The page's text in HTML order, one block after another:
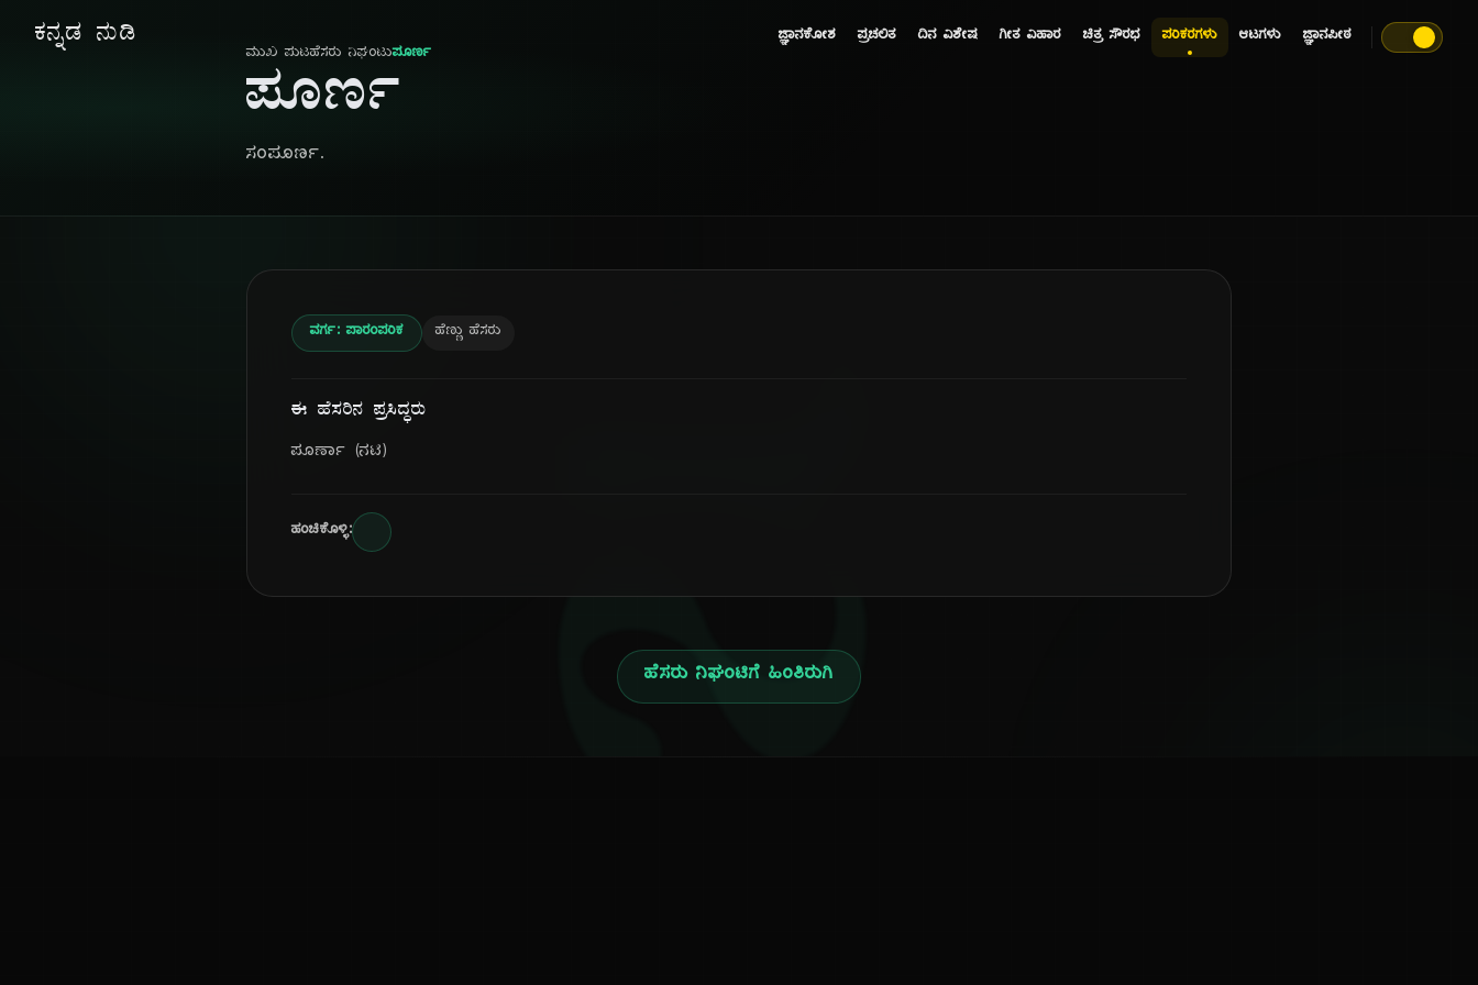
ಕನ್ನಡ ನುಡಿ ಜ್ಞಾನಕೋಶ ಪ್ರಚಲಿತ ದಿನ ವಿಶೇಷ ಗೀತ ವಿಹಾರ ಚಿತ್ರ ಸೌರಭ ಪರಿಕರಗಳು ಆಟಗಳು ಜ್ಞಾನಪೀಠ
ನ
ಮುಖ ಪುಟಹೆಸರು ನಿಘಂಟುಪೂರ್ಣ
ಪೂರ್ಣ
ಸಂಪೂರ್ಣ.
ವರ್ಗ: ಪಾರಂಪರಿಕ ಹೆಣ್ಣು ಹೆಸರು
ಈ ಹೆಸರಿನ ಪ್ರಸಿದ್ಧರು
ಪೂರ್ಣಾ (ನಟಿ)
ಹಂಚಿಕೊಳ್ಳಿ:
ಹೆಸರು ನಿಘಂಟಿಗೆ ಹಿಂತಿರುಗಿ